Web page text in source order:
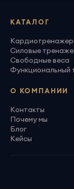
КАТАЛОГ
Силовые
Свободные веса
Функциональный
О КОМПАНИИ
Контакты
Почему мы
Блог
Кейсы